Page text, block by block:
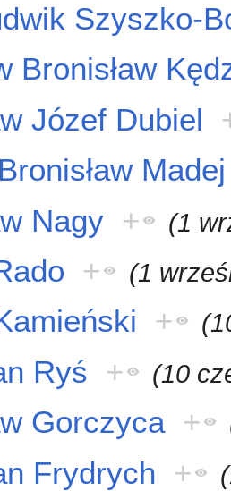
Szyszko-
Bronisław
Józef Dubiel
Madej
Nagy + (1
+ (1
+
Ryś + (10
Gorczyca +
Frydrych +